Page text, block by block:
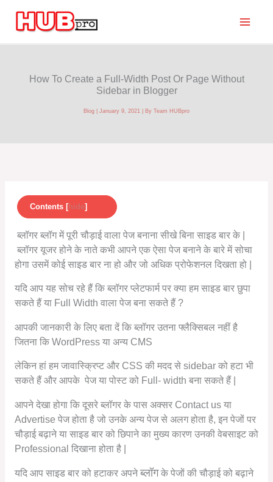
How To Create a Full-Width Post Or Page Without
Sidebar in Blogger
Blog January 9, 2021 | By Team HUBpro
Contents [hide]
ब्लॉगर ब्लॉग में पूरी चौड़ाई वाला पेज बनाना सीखे बिना साइड बार के |
ब्लॉगर यूजर होने के नाते कभी आपने एक ऐसा पेज बनाने के बारे में सोचा
होगा उसमें कोई साइड बार ना हो और जो अधिक प्रोफेशनल दिखता हो |
यदि आप यह सोच रहे हैं कि ब्लॉगर प्लेटफार्म पर क्या हम साइड बार छुपा
सकते हैं या Full Width वाला पेज बना सकते हैं ?
आपकी जानकारी के लिए बता दें कि ब्लॉगर उतना फ्लैक्सिबल नहीं है
जितना कि WordPress या अन्य CMS
लेकिन हां हम जावास्क्रिप्ट और CSS की मदद से sidebar को हटा भी
सकते हैं और आपके पेज या पोस्ट को Full- width बना सकते हैं |
आपने देखा होगा कि दूसरे ब्लॉगर के पास अक्सर Contact us या
Advertise पेज होता है जो उनके अन्य पेज से अलग होता है, इन पेजों पर
चौड़ाई बढ़ाने या साइड बार को छिपाने का मुख्य कारण उनकी वेबसाइट को
Professional दिखाना होता है |
यदि आप साइड बार को हटाकर अपनेब्लॉगके पेजों की चौड़ाई को बढ़ाने